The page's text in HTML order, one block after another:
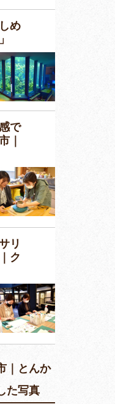
め
で
｜
リ
ク
｜とんか
た写真